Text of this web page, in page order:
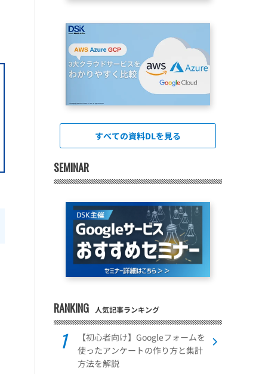
すべての資料DLを見る
SEMINAR
RANKING 人気記事ランキング
【初心者向け】Googleフォームを
使ったアンケートの作り方と集計
方法を解説